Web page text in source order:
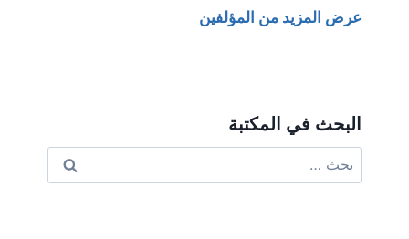
عرض المزيد من المؤلفين
البحث في المكتبة
عن: